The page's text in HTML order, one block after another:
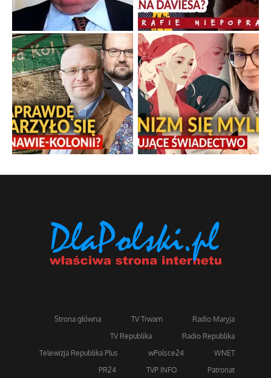
Strona główna TV Trwam
Radio Maryja
TV Republika
Radio Republika
Telewizja Republika Plus
wPolsce24
WNET
PR24
TVP INFO Patronat